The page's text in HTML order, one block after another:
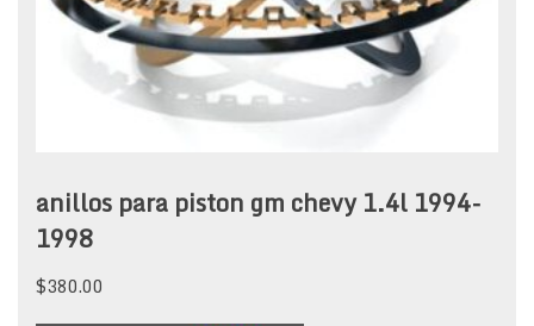
anillos para piston gm chevy 1.4l 1994-
1998
$380.00